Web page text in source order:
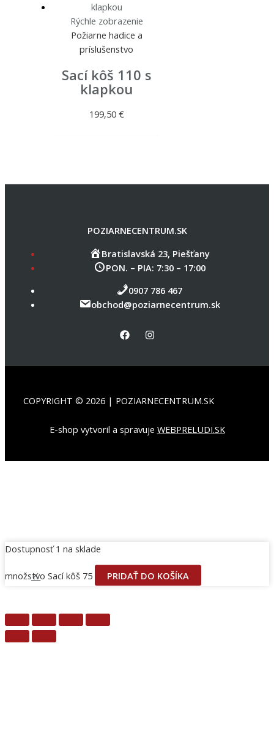
Rýchle zobrazenie
Požiarne hadice a
príslušenstvo
Sací kôš 110 s
klapkou
199,50 €
POZIARNECENTRUM.SK
Bratislavská 23, Piešťany
PON. – PIA: 7:30 – 17:00
0907 786 467
obchod@poziarnecentrum.sk
COPYRIGHT © 2026 | POZIARNECENTRUM.SK
E-shop vytvoril a spravuje WEBPRELUDI.SK
Dostupnosť 1 na sklade
množstvo Sací kôš 75 PRIDAŤ DO KOŠÍKA